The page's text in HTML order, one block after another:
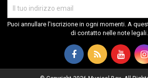
Puoi annullare l'iscrizione in ogni momenti. A
di contatto nelle note legali.